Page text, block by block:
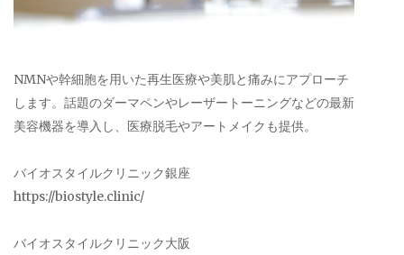
NMNや幹細胞を用いた再生医療や美肌と痛みにアプローチ
します。話題のダーマペンやレーザートーニングなどの最新
美容機器を導入し、医療脱毛やアートメイクも提供。
バイオスタイルクリニック銀座
https://biostyle.clinic/
バイオスタイルクリニック大阪